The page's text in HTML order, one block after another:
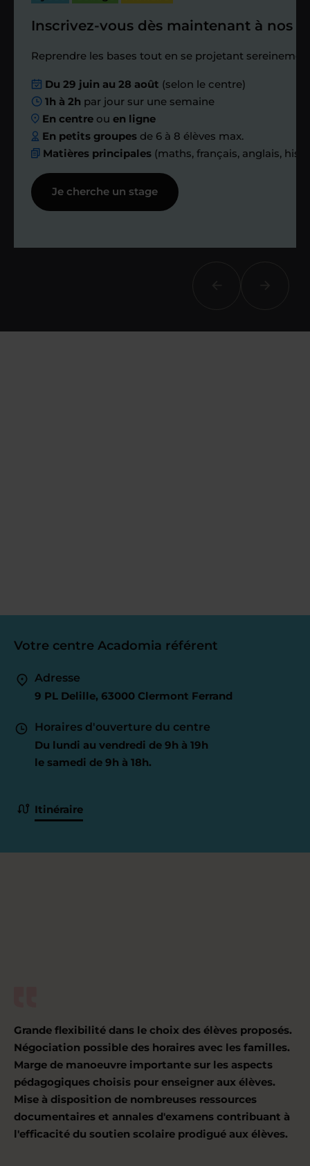
Étape 4
Nous planifions
ensemble des
échanges réguliers
Afin de suivre le travail et les progrès
réalisés, votre enseignant et moi-
même vous proposons des points et
Inscrivez-vous dès maintenant à nos
Reprendre les bases tout en se projetant
Du 29 juin au 28 août (selon le centre)
1h à 2h par jour sur une semaine
En centre ouen ligne
En petits groupes de 6 à 8 élèves max.
Matières principales (maths, français, anglais,
Je cherche un stage
Votre centre Acadomia référent
Adresse
9 PL Delille, 63000 Clermont Ferrand
Horaires d'ouverture du centre
Du lundi au vendredi de 9h à 19h
le samedi de 9h à 18h.
Itinéraire
Grande flexibilité dans le choix des élèves proposés.
Négociation possible des horaires avec les familles.
Marge de manoeuvre importante sur les aspects
pédagogiques choisis pour enseigner aux élèves.
Mise à disposition de nombreuses ressources
documentaires et annales d'examens contribuant à
l'efficacité du soutien scolaire prodigué aux élèves.